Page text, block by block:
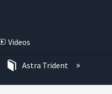
Videos
たたむ
Astra Trident